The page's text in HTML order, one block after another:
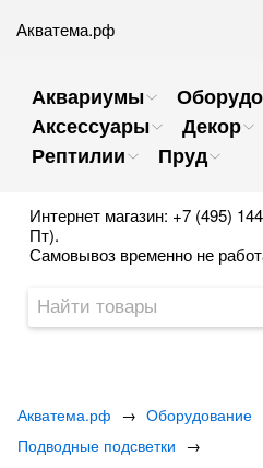
Акватема.рф
Аквариумы
Аксессуары
Декор
Рептилии
Пруд
Интернет магазин: +7 (495)
Пт).
Самовывоз временно не
Акватема.рф → Оборудование
Подводные подсветки →